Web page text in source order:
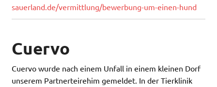
sauerland.de/vermittlung/bewerbung-um-einen-hund
Cuervo
Cuervo wurde nach einem Unfall in einem kleinen Dorf
unserem Partnerteirehim gemeldet. In der Tierklinik